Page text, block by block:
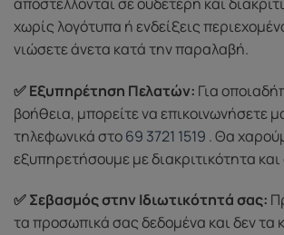
χωρίς λογότυπα ή ενδείξεις
νιώσετε άνετα κατά την παραλαβή.
✅ Εξυπηρέτηση Πελατών: Για
βοήθεια, μπορείτε να επικοινωνήσετε
τηλεφωνικά στο69 3721 1519 . Θα
εξυπηρετήσουμε με διακριτικότητα
✅ Σεβασμός στην Ιδιωτικότητά σας:
τα προσωπικά σας δεδομένα και δεν τα